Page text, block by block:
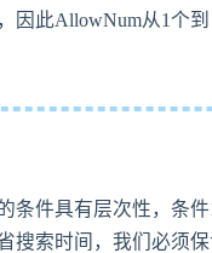
因此AllowNum从1个到
条件具有层次性，条
搜索时间，我们必须